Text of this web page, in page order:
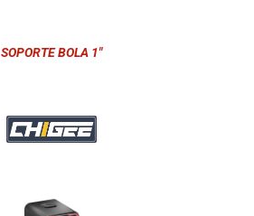
SOPORTE BOLA 1"